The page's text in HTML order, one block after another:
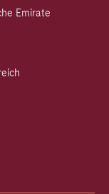
Emirate